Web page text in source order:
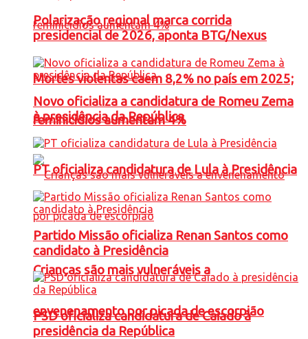
Mortes violentas caem 8,2% no país em 2025;
feminicídios aumentam 4%
Crianças são mais vulneráveis a
envenenamento por picada de escorpião
Polarização regional marca corrida
presidencial de 2026, aponta BTG/Nexus
Novo oficializa a candidatura de Romeu Zema
à presidência da República
PT oficializa candidatura de Lula à Presidência
Partido Missão oficializa Renan Santos como
candidato à Presidência
PSD oficializa candidatura de Caiado à
presidência da República